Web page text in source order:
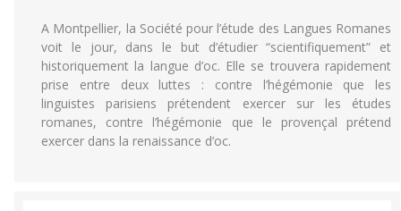
A Montpellier, la Société pour l’étude des Langues Romanes
voit le jour, dans le but d’étudier “scientifiquement” et
historiquement la langue d’oc. Elle se trouvera rapidement
prise entre deux luttes : contre l’hégémonie que les
linguistes parisiens prétendent exercer sur les études
romanes, contre l’hégémonie que le provençal prétend
exercer dans la renaissance d’oc.